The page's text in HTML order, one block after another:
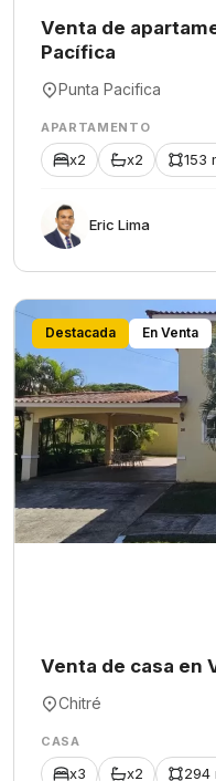
Venta de
Pacífica
Punta Pacifica
APARTAMENTO
x2 x2 153
Eric Lima
Destacada En Venta
Venta de casa en
Chitré
CASA
x3 x2 294